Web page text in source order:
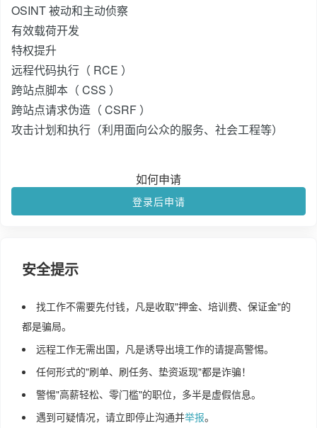
OSINT 被动和主动侦察
有效载荷开发
特权提升
远程代码执行（ RCE ）
跨站点脚本（ CSS ）
跨站点请求伪造（ CSRF ）
攻击计划和执行（利用面向公众的服务、社会工程等）
如何申请
登录后申请
安全提示
找工作不需要先付钱，凡是收取"押金、培训费、保证金"的
都是骗局。
远程工作无需出国，凡是诱导出境工作的请提高警惕。
任何形式的"刷单、刷任务、垫资返现"都是诈骗！
警惕"高薪轻松、零门槛"的职位，多半是虚假信息。
遇到可疑情况，请立即停止沟通并举报。